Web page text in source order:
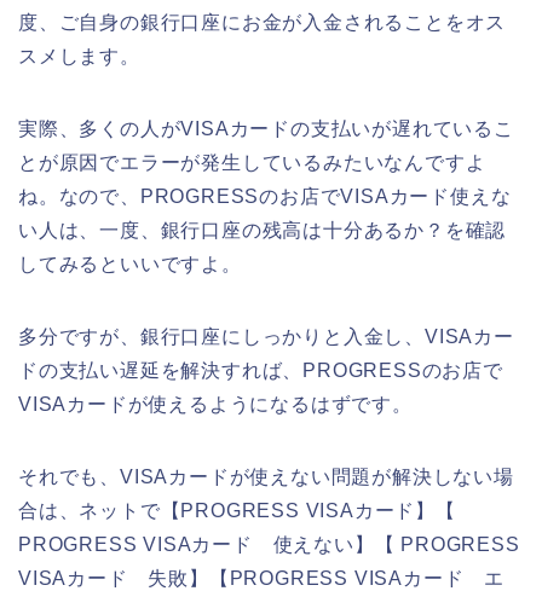
度、ご自身の銀行口座にお金が入金されることをオス
スメします。
実際、多くの人がVISAカードの支払いが遅れているこ
とが原因でエラーが発生しているみたいなんですよ
ね。なので、PROGRESSのお店でVISAカード使えな
い人は、一度、銀行口座の残高は十分あるか？を確認
してみるといいですよ。
多分ですが、銀行口座にしっかりと入金し、VISAカー
ドの支払い遅延を解決すれば、PROGRESSのお店で
VISAカードが使えるようになるはずです。
それでも、VISAカードが使えない問題が解決しない場
合は、ネットで【PROGRESS VISAカード】【
PROGRESS VISAカード 使えない】【 PROGRESS
VISAカード 失敗】【PROGRESS VISAカード エ